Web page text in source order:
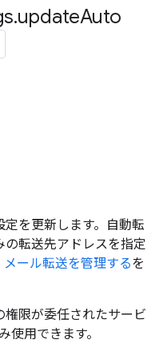
.updateAuto
を更新します。自動転
転送先アドレスを指定
メール転送を管理するを
権限が委任されたサービ
使用できます。